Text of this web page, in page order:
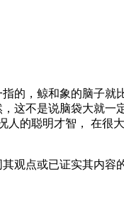
的，鲸和象的脑子
这不是说脑袋大就一
的聪明才智， 在很
观点或已证实其内容